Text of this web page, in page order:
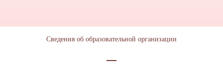
Сведения об образовательной организации